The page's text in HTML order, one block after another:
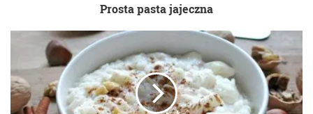
Prosta pasta jajeczna